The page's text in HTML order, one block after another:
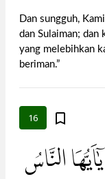
Dan sungguh,
dan Sulaiman; dan
yang melebihkan
beriman.”
16
النَّاسُ